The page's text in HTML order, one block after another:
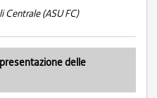
Centrale (ASU FC)
delle